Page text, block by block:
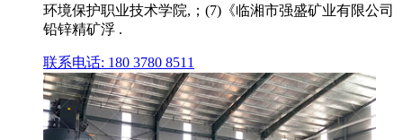
环境保护职业技术学院,；(7)《临湘市强盛矿业有限公司
铅锌精矿浮 .
联系电话: 180 3780 8511